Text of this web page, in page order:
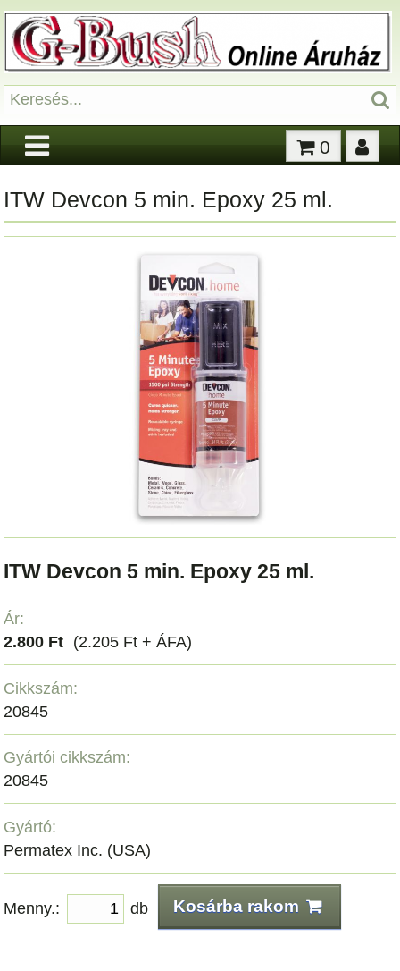
0
ITW Devcon 5 min. Epoxy 25 ml.
ITW Devcon 5 min. Epoxy 25 ml.
Ár:
2.800 Ft (2.205 Ft + ÁFA)
Cikkszám:
20845
Gyártói cikkszám:
20845
Gyártó:
Permatex Inc. (USA)
Menny.: db Kosárba rakom